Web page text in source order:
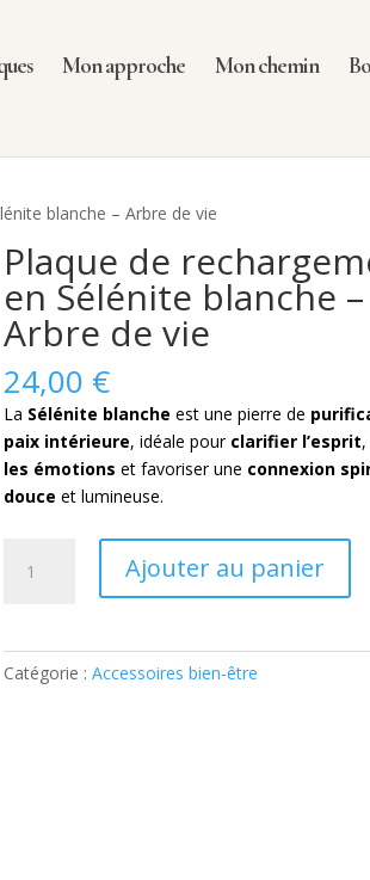
Mon approche Mon chemin
blanche – Arbre de vie
Plaque de
en Sélénite blanche –
Arbre de vie
24,00 €
La Sélénite blanche est une pierre de
paix intérieure, idéale pour clarifier l’esprit,
les émotions et favoriser une connexion
douce et lumineuse.
rechargement
Ajouter au panier
Catégorie : Accessoires bien-être